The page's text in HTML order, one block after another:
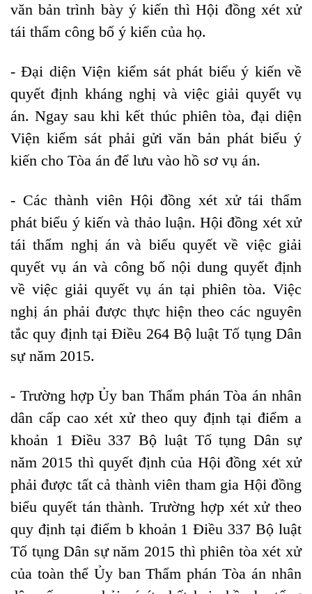
văn bản trình bày ý kiến thì Hội đồng xét xử
tái thẩm công bố ý kiến của họ.
- Đại diện Viện kiểm sát phát biểu ý kiến về
quyết định kháng nghị và việc giải quyết vụ
án. Ngay sau khi kết thúc phiên tòa, đại diện
Viện kiểm sát phải gửi văn bản phát biểu ý
kiến cho Tòa án để lưu vào hồ sơ vụ án.
- Các thành viên Hội đồng xét xử tái thẩm
phát biểu ý kiến và thảo luận. Hội đồng xét xử
tái thẩm nghị án và biểu quyết về việc giải
quyết vụ án và công bố nội dung quyết định
về việc giải quyết vụ án tại phiên tòa. Việc
nghị án phải được thực hiện theo các nguyên
tắc quy định tại Điều 264 Bộ luật Tố tụng Dân
sự năm 2015.
- Trường hợp Ủy ban Thẩm phán Tòa án nhân
dân cấp cao xét xử theo quy định tại điểm a
khoản 1 Điều 337 Bộ luật Tố tụng Dân sự
năm 2015 thì quyết định của Hội đồng xét xử
phải được tất cả thành viên tham gia Hội đồng
biểu quyết tán thành. Trường hợp xét xử theo
quy định tại điểm b khoản 1 Điều 337 Bộ luật
Tố tụng Dân sự năm 2015 thì phiên tòa xét xử
của toàn thể Ủy ban Thẩm phán Tòa án nhân